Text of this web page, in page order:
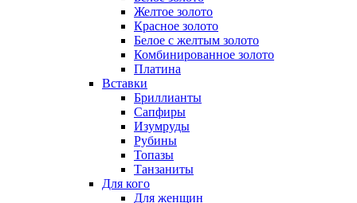
Желтое золото
Красное золото
Белое с желтым золото
Комбинированное золото
Платина
Вставки
Бриллианты
Сапфиры
Изумруды
Рубины
Топазы
Танзаниты
Для кого
Для женщин